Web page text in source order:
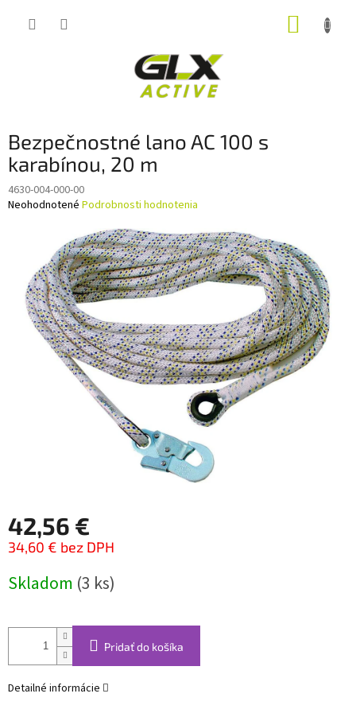
Bezpečnostné lano AC 100 s
karabínou, 20 m
4630-004-000-00
Priemerné
hviezdičiek.
Neohodnotené Podrobnosti hodnotenia
42,56 €
34,60 € bez DPH
cena:
Skladom (3 ks)
Pridať do košíka
Detailné informácie